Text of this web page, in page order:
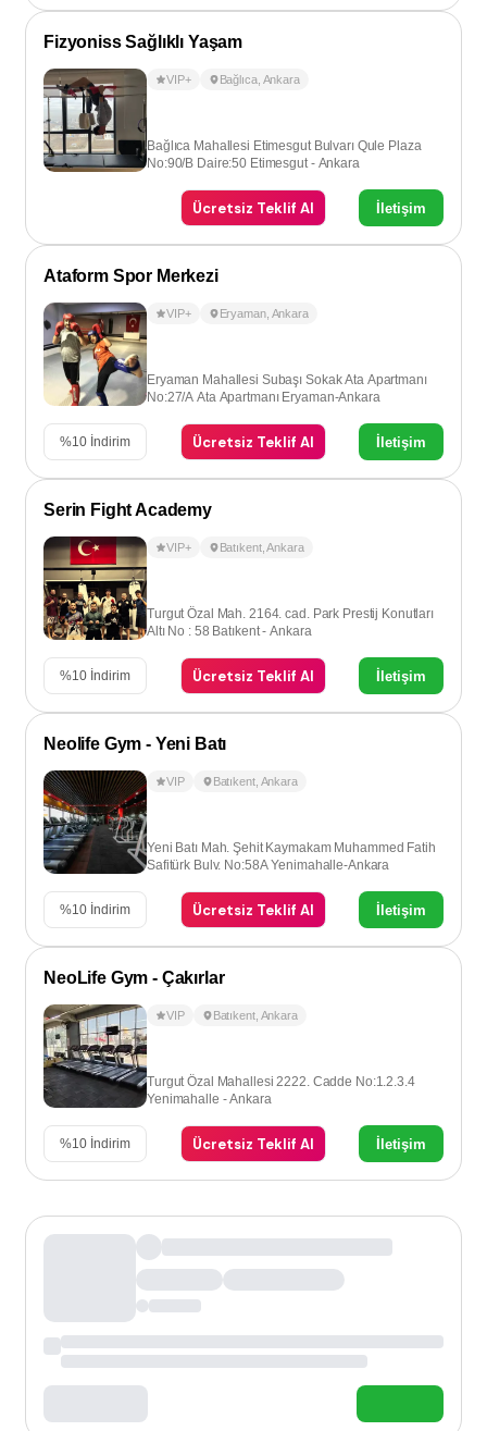
Fizyoniss Sağlıklı Yaşam
VIP+ Bağlıca, Ankara
Bağlıca Mahallesi Etimesgut Bulvarı Qule Plaza
No:90/B Daire:50 Etimesgut - Ankara​
Ücretsiz Teklif Al İletişim
Ataform Spor Merkezi
VIP+ Eryaman, Ankara
Eryaman Mahallesi Subaşı Sokak Ata Apartmanı
No:27/A Ata Apartmanı Eryaman-Ankara
%10 İndirim Ücretsiz Teklif Al İletişim
Serin Fight Academy
VIP+ Batıkent,Ankara
Turgut Özal Mah. 2164. cad. Park Prestij Konutları
Altı No : 58 Batıkent - Ankara
%10 İndirim Ücretsiz Teklif Al İletişim
Neolife Gym - Yeni Batı
VIP Batıkent, Ankara
Yeni Batı Mah. Şehit Kaymakam Muhammed Fatih
Safitürk Bulv. No:58A Yenimahalle-Ankara
%10 İndirim Ücretsiz Teklif Al İletişim
NeoLife Gym - Çakırlar
VIP Batıkent, Ankara
Turgut Özal Mahallesi 2222. Cadde No:1.2.3.4
Yenimahalle - Ankara
%10 İndirim Ücretsiz Teklif Al İletişim